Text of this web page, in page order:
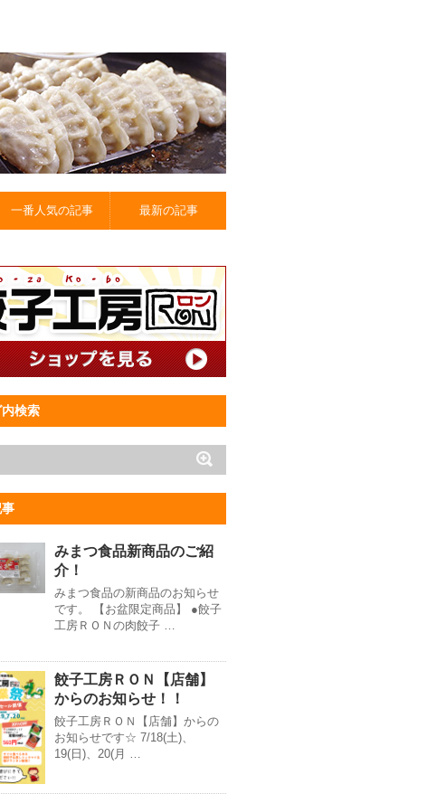
一番人気の記事 最新の記事
検索
みまつ食品新商品のご紹
介！
みまつ食品の新商品のお知らせ
です。 【お盆限定商品】 ●餃子
工房ＲＯＮの肉餃子 …
餃子工房ＲＯＮ【店舗】
からのお知らせ！！
餃子工房ＲＯＮ【店舗】からの
お知らせです☆ 7/18(土)、
19(日)、20(月 …